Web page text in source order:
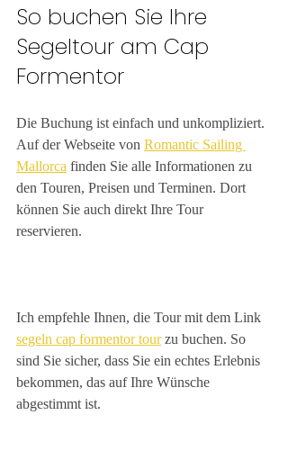
So buchen Sie Ihre
Segeltour am Cap
Formentor
Die Buchung ist einfach und unkompliziert.
Auf der Webseite von Romantic Sailing
Mallorca finden Sie alle Informationen zu
den Touren, Preisen und Terminen. Dort
können Sie auch direkt Ihre Tour
reservieren.
Ich empfehle Ihnen, die Tour mit dem Link
segeln cap formentor tour zu buchen. So
sind Sie sicher, dass Sie ein echtes Erlebnis
bekommen, das auf Ihre Wünsche
abgestimmt ist.